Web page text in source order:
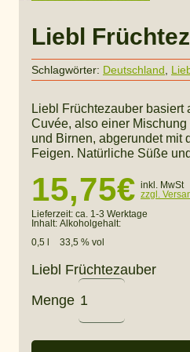
Liebl
Schlagwörter: Deutschland
Liebl Früchtezauber basiert
Cuvée, also einer
und Birnen, abgerundet mit
Feigen. Natürliche Süße
15,75€ inkl. MwSt
zzgl.
Lieferzeit: ca. 1-3 Werktage
Inhalt:
0,5 l
Alkoholgehalt:
33,5 % vol
Liebl Früchtezauber
Menge